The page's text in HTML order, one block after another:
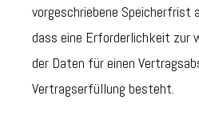
vorgeschriebene Speicherfrist
dass eine Erforderlichkeit zur
der Daten für einen
Vertragserfüllung besteht.